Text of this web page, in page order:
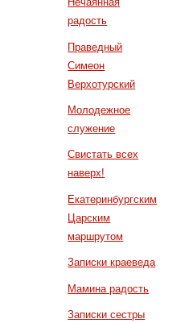
радость
Праведный
Симеон
Верхотурский
Молодежное
служение
Свистать всех
наверх!
Екатеринбургским
Царским
маршрутом
Записки краеведа
Мамина радость
Записки сестры